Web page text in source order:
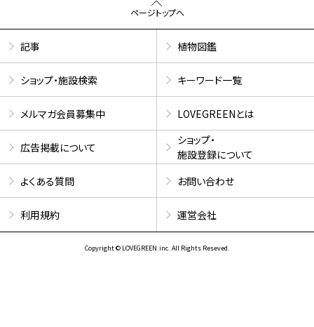
ページトップへ
記事 植物図鑑
ショップ・施設検索 キーワード一覧
メルマガ会員募集中 LOVEGREENとは
広告掲載について
ショップ・
施設登録について
よくある質問
お問い合わせ
利用規約 運営会社
Copyright © LOVEGREEN.inc. All Rights Reseved.